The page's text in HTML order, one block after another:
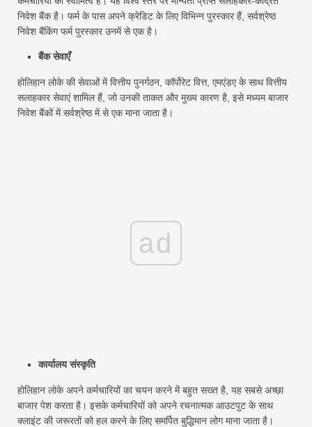
निवेश बैंक है। फर्म के पास अपने क्रेडिट के लिए विभिन्न पुरस्कार हैं, सर्वश्रेष्ठ
निवेश बैंकिंग फर्म पुरस्कार उनमें से एक है।
बैंक सेवाएँ
होलिहान लोके की सेवाओं में वित्तीय पुनर्गठन, कॉर्पोरेट वित्त, एमएंडए के साथ वित्तीय
सलाहकार सेवाएं शामिल हैं, जो उनकी ताकत और मुख्य कारण है, इसे मध्यम बाजार
निवेश बैंकों में सर्वश्रेष्ठ में से एक माना जाता है।
ad
कार्यालय संस्कृति
होलिहान लोके अपने कर्मचारियों का चयन करने में बहुत सख्त है, यह सबसे अच्छा
बाजार पेश करता है। इसके कर्मचारियों को अपने रचनात्मक आउटपुट के साथ
क्लाइंट की जरूरतों को हल करने के लिए समर्पित बुद्धिमान लोग माना जाता है।